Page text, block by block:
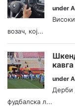
under
возач, кој...
under
Дерби
фудбалска л...